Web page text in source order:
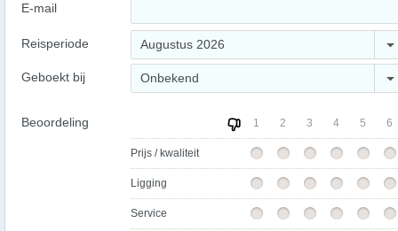
E-mail
Reisperiode Augustus 2026
Geboekt bij Onbekend
Beoordeling 1 2 3 4 5 6
Prijs / kwaliteit
Ligging
Service